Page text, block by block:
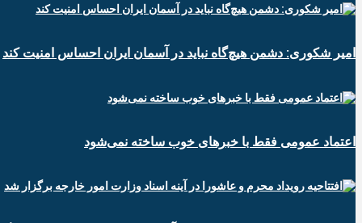
امیر شکوری: دشمن هیچ‌گاه نباید در آسمان ایران احساس امنیت کند
اعتماد عمومی فقط با خبرهای خوب ساخته نمی‌شود